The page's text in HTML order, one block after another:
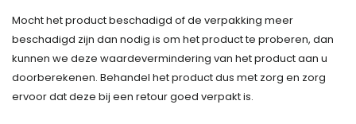
Mocht het product beschadigd of de verpakking meer
beschadigd zijn dan nodig is om het product te proberen, dan
kunnen we deze waardevermindering van het product aan u
doorberekenen. Behandel het product dus met zorg en zorg
ervoor dat deze bij een retour goed verpakt is.